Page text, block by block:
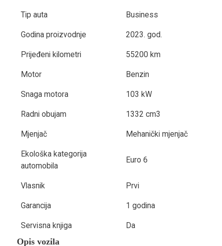
Tip auta Business
Godina proizvodnje 2023. god.
Prijeđeni kilometri 55200 km
Motor Benzin
Snaga motora 103 kW
Radni obujam 1332 cm3
Mjenjač Mehanički mjenjač
Ekološka kategorija
automobila
Euro 6
Vlasnik Prvi
Garancija 1 godina
Servisna knjiga Da
Opis vozila